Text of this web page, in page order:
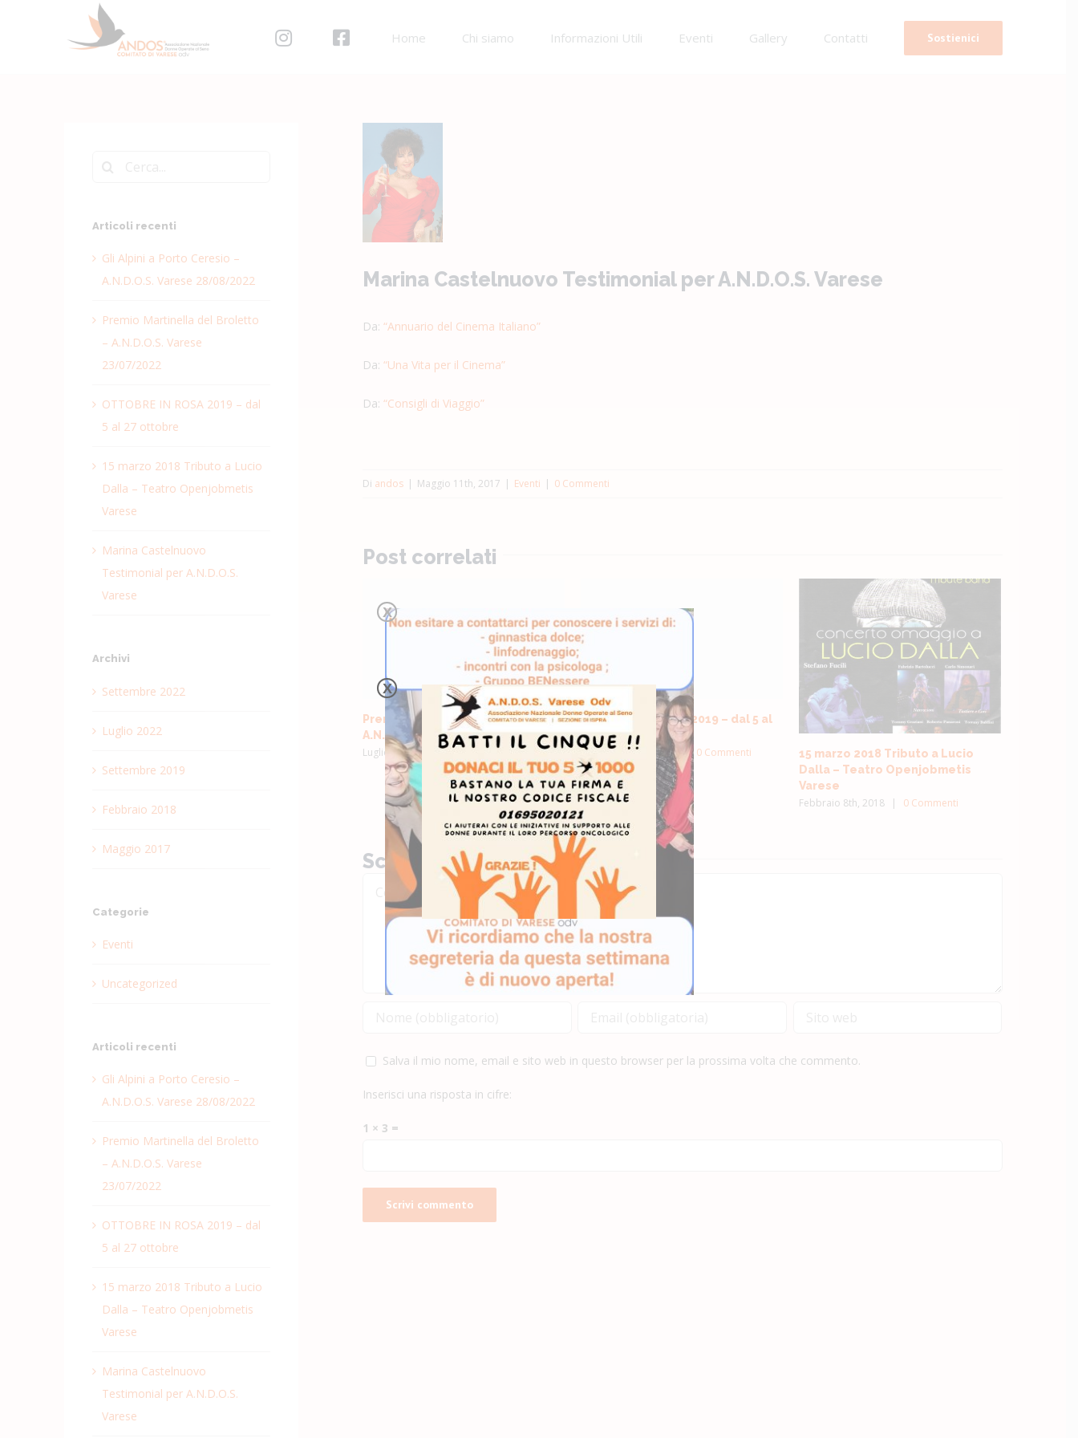
Home Chi siamo Informazioni Utili Eventi Gallery Contatti Sostienici
Ingrandisci
immagine
Marina Castelnuovo Testimonial per A.N.D.O.S. Varese
Da: “Annuario del Cinema Italiano”
Da: “Una Vita per il Cinema”
Da: “Consigli di Viaggio”
Di andos | Maggio 11th, 2017 | Eventi | 0 Commenti
Post correlati
Premio Martinella del Broletto –
A.N.D.O.S. Varese 23/07/2022
Luglio 24th, 2022 | 0 Commenti
OTTOBRE IN ROSA 2019 – dal 5 al
27 ottobre
Settembre 12th, 2019 | 0 Commenti
15 marzo 2018 Tributo a Lucio
Dalla – Teatro Openjobmetis
Varese
Febbraio 8th, 2018 | 0 Commenti
Scrivi un commento
Commento
Salva il mio nome, email e sito web in questo browser per la prossima volta che commento.
Inserisci una risposta in cifre:
1 × 3 =
Articoli recenti
Gli Alpini a Porto Ceresio –
A.N.D.O.S. Varese 28/08/2022
Premio Martinella del Broletto
– A.N.D.O.S. Varese
23/07/2022
OTTOBRE IN ROSA 2019 – dal
5 al 27 ottobre
15 marzo 2018 Tributo a Lucio
Dalla – Teatro Openjobmetis
Varese
Marina Castelnuovo
Testimonial per A.N.D.O.S.
Varese
Archivi
Settembre 2022
Luglio 2022
Settembre 2019
Febbraio 2018
Maggio 2017
Categorie
Eventi
Uncategorized
Articoli recenti
Gli Alpini a Porto Ceresio –
A.N.D.O.S. Varese 28/08/2022
Premio Martinella del Broletto
– A.N.D.O.S. Varese
23/07/2022
OTTOBRE IN ROSA 2019 – dal
5 al 27 ottobre
15 marzo 2018 Tributo a Lucio
Dalla – Teatro Openjobmetis
Varese
Marina Castelnuovo
Testimonial per A.N.D.O.S.
Varese
X
X